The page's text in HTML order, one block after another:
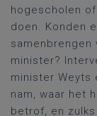
hogescholen
doen. Konden
samenbrengen
minister?
minister Weyts
nam, waar het
betrof, en